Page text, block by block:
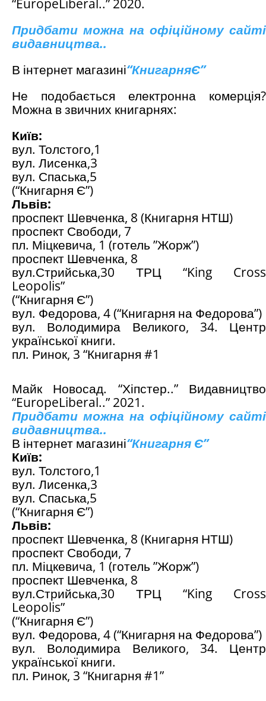
“EuropeLiberal..” 2020.
Придбати можна на офіційному сайті
видавництва..
В інтернет магазині“КнигарняЄ”
Не подобається електронна комерція?
Можна в звичних книгарнях:
Київ:
вул. Толстого,1
вул. Лисенка,3
вул. Спаська,5
(“Книгарня Є”)
Львів:
проспект Шевченка, 8 (Книгарня НТШ)
проспект Свободи, 7
пл. Міцкевича, 1 (готель ”Жорж”)
проспект Шевченка, 8
вул.Стрийська,30 ТРЦ “King Cross
Leopolis”
(“Книгарня Є”)
вул. Федорова, 4 (“Книгарня на Федорова”)
вул. Володимира Великого, 34. Центр
української книги.
пл. Ринок, 3 “Книгарня #1
Майк Новосад. “Хіпстер..” Видавництво
“EuropeLiberal..” 2021.
Придбати можна на офіційному сайті
видавництва..
В інтернет магазині“Книгарня Є”
Київ:
вул. Толстого,1
вул. Лисенка,3
вул. Спаська,5
(“Книгарня Є”)
Львів:
проспект Шевченка, 8 (Книгарня НТШ)
проспект Свободи, 7
пл. Міцкевича, 1 (готель ”Жорж”)
проспект Шевченка, 8
вул.Стрийська,30 ТРЦ “King Cross
Leopolis”
(“Книгарня Є”)
вул. Федорова, 4 (“Книгарня на Федорова”)
вул. Володимира Великого, 34. Центр
української книги.
пл. Ринок, 3 “Книгарня #1”